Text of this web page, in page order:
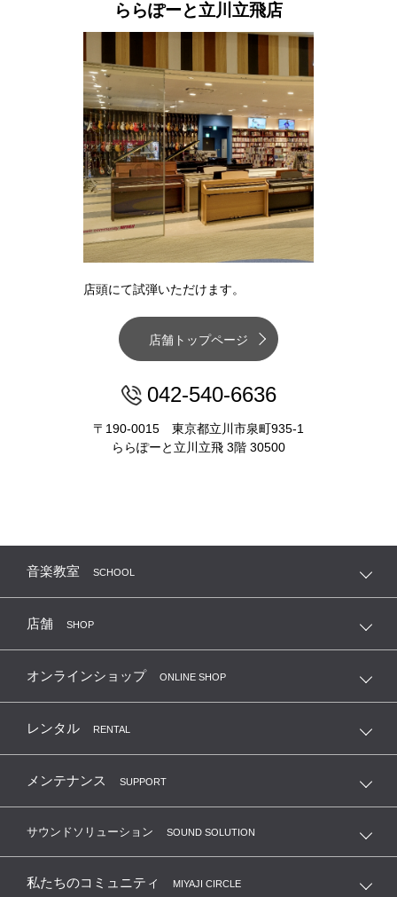
ららぽーと立川立飛店
店頭にて試弾いただけます。
店舗トップページ
042-540-6636
〒190-0015 東京都立川市泉町935-1
ららぽーと立川立飛 3階 30500
音楽教室 SCHOOL
店舗 SHOP
オンラインショップ ONLINE SHOP
レンタル RENTAL
メンテナンス SUPPORT
サウンドソリューション SOUND SOLUTION
私たちのコミュニティ MIYAJI CIRCLE